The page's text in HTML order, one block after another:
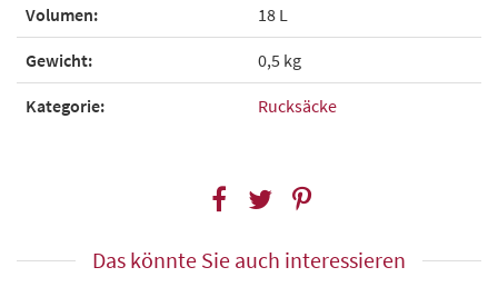
Volumen: 18 L
Gewicht: 0,5 kg
Kategorie: Rucksäcke
Das könnte Sie auch interessieren